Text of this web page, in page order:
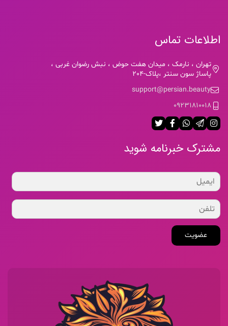
اطلاعات تماس
تهران ، نارمک ، میدان هفت حوض ، نبش رضوان غربی ،
پاساژ سون سنتر ،پلاک-204
support@persian.beauty
09231810018
مشترک خبرنامه شوید
عضویت